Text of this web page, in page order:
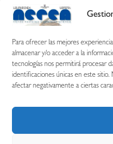
Para ofrecer las mejores
almacenar y/o acceder a la
tecnologías nos permitirá procesar
identificaciones únicas en este
afectar negativamente a ciertas